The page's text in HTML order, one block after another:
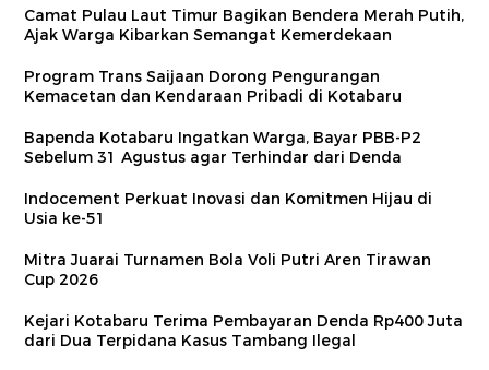
Camat Pulau Laut Timur Bagikan Bendera Merah Putih,
Ajak Warga Kibarkan Semangat Kemerdekaan
Program Trans Saijaan Dorong Pengurangan
Kemacetan dan Kendaraan Pribadi di Kotabaru
Bapenda Kotabaru Ingatkan Warga, Bayar PBB-P2
Sebelum 31 Agustus agar Terhindar dari Denda
Indocement Perkuat Inovasi dan Komitmen Hijau di
Usia ke-51
Mitra Juarai Turnamen Bola Voli Putri Aren Tirawan
Cup 2026
Kejari Kotabaru Terima Pembayaran Denda Rp400 Juta
dari Dua Terpidana Kasus Tambang Ilegal